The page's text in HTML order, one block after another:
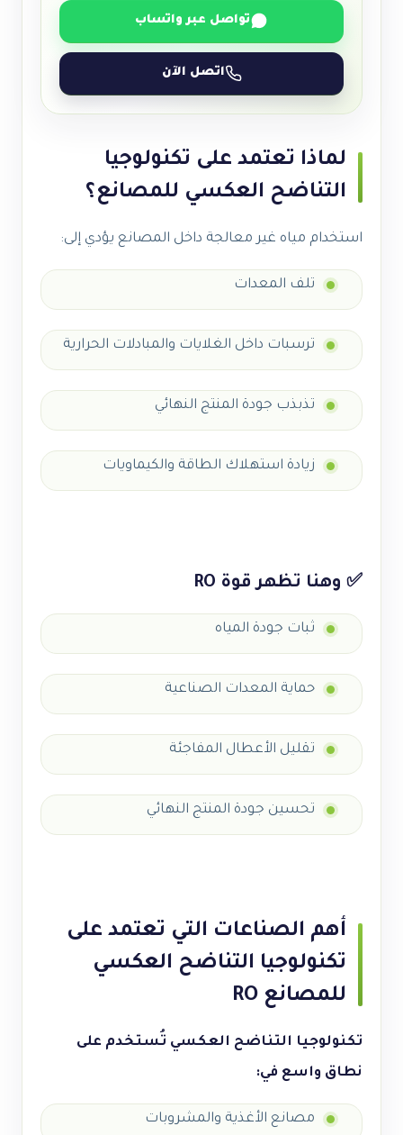
تواصل عبر واتساب
اتصل الآن
لماذا تعتمد على تكنولوجيا
التناضح العكسي للمصانع؟
استخدام مياه غير معالجة داخل المصانع يؤدي إلى:
تلف المعدات
ترسبات داخل الغلايات والمبادلات الحرارية
تذبذب جودة المنتج النهائي
زيادة استهلاك الطاقة والكيماويات
✅ وهنا تظهر قوة RO
ثبات جودة المياه
حماية المعدات الصناعية
تقليل الأعطال المفاجئة
تحسين جودة المنتج النهائي
أهم الصناعات التي تعتمد على
تكنولوجيا التناضح العكسي
للمصانع RO
تكنولوجيا التناضح العكسي تُستخدم على
نطاق واسع في:
مصانع الأغذية والمشروبات